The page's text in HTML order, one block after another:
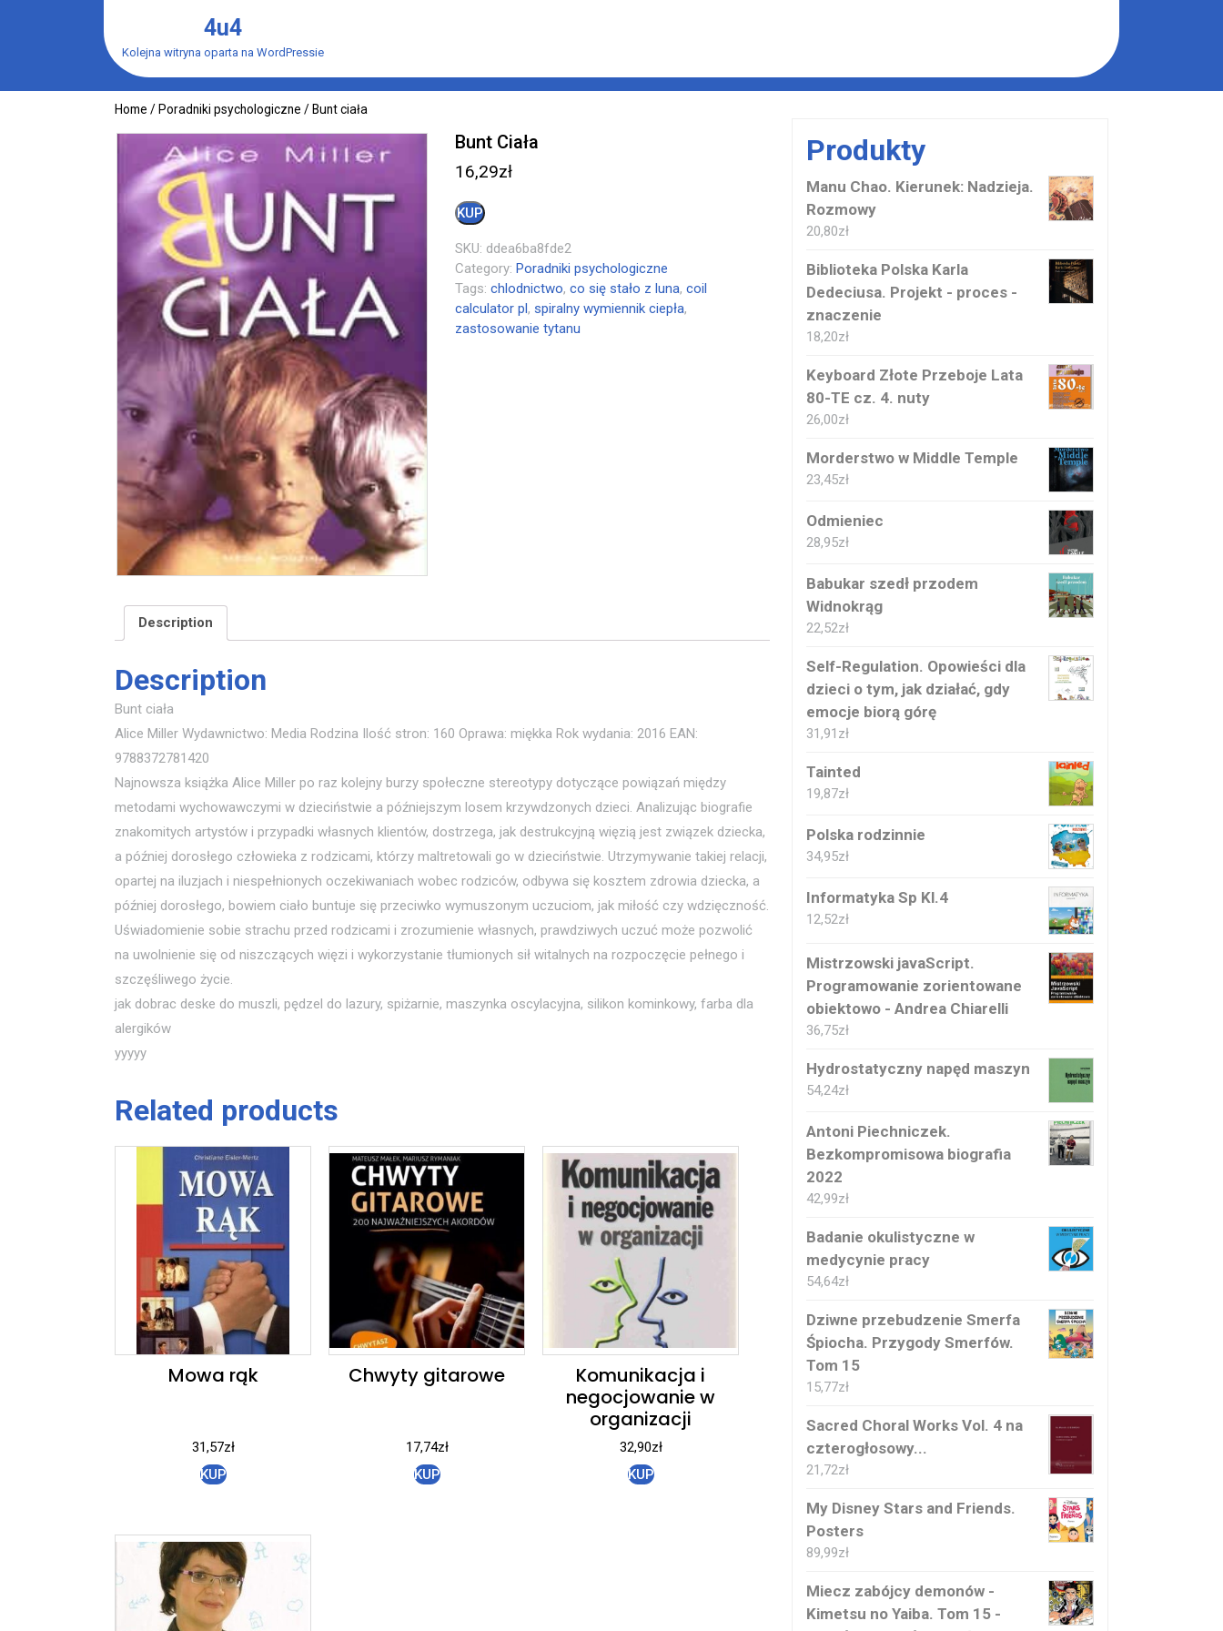
4u4
Kolejna witryna oparta na WordPressie
Home / Poradniki psychologiczne / Bunt ciała
Bunt Ciała
16,29zł
KUP
SKU: ddea6ba8fde2
Category:Poradniki psychologiczne
Tags:chlodnictwo,co się stało z luna,coil
calculator pl,spiralny wymiennik ciepła,
zastosowanie tytanu
Description
Description
Bunt ciała
Alice Miller Wydawnictwo: Media Rodzina Ilość stron: 160 Oprawa: miękka Rok wydania: 2016 EAN:
9788372781420
Najnowsza książka Alice Miller po raz kolejny burzy społeczne stereotypy dotyczące powiązań między
metodami wychowawczymi w dzieciństwie a późniejszym losem krzywdzonych dzieci. Analizując biografie
znakomitych artystów i przypadki własnych klientów, dostrzega, jak destrukcyjną więzią jest związek dziecka,
a później dorosłego człowieka z rodzicami, którzy maltretowali go w dzieciństwie. Utrzymywanie takiej relacji,
opartej na iluzjach i niespełnionych oczekiwaniach wobec rodziców, odbywa się kosztem zdrowia dziecka, a
później dorosłego, bowiem ciało buntuje się przeciwko wymuszonym uczuciom, jak miłość czy wdzięczność.
Uświadomienie sobie strachu przed rodzicami i zrozumienie własnych, prawdziwych uczuć może pozwolić
na uwolnienie się od niszczących więzi i wykorzystanie tłumionych sił witalnych na rozpoczęcie pełnego i
szczęśliwego życie.
jak dobrac deske do muszli, pędzel do lazury, spiżarnie, maszynka oscylacyjna, silikon kominkowy, farba dla
alergików
yyyyy
Related products
Mowa rąk
31,57zł
KUP
Chwyty gitarowe
17,74zł
KUP
Komunikacja i
negocjowanie w
organizacji
32,90zł
KUP
Produkty
Manu Chao. Kierunek: Nadzieja.
Rozmowy
20,80zł
Biblioteka Polska Karla
Dedeciusa. Projekt - proces -
znaczenie
18,20zł
Keyboard Złote Przeboje Lata
80-TE cz. 4. nuty
26,00zł
Morderstwo w Middle Temple
23,45zł
Odmieniec
28,95zł
Babukar szedł przodem
Widnokrąg
22,52zł
Self-Regulation. Opowieści dla
dzieci o tym, jak działać, gdy
emocje biorą górę
31,91 zł
Tainted
19,87zł
Polska rodzinnie
34,95zł
Informatyka Sp Kl.4
12,52zł
Mistrzowski javaScript.
Programowanie zorientowane
obiektowo - Andrea Chiarelli
36,75zł
Hydrostatyczny napęd maszyn
54,24zł
Antoni Piechniczek.
Bezkompromisowa biografia
2022
42,99zł
Badanie okulistyczne w
medycynie pracy
54,64zł
Dziwne przebudzenie Smerfa
Śpiocha. Przygody Smerfów.
Tom 15
15,77zł
Sacred Choral Works Vol. 4 na
czterogłosowy...
21,72zł
My Disney Stars and Friends.
Posters
89,99zł
Miecz zabójcy demonów -
Kimetsu no Yaiba. Tom 15 -